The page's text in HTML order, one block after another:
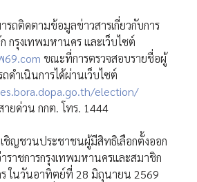
ถติดตามข้อมูลข่าวสารเกี่ยวกับการ
กรุงเทพมหานคร และเว็บไซต์
69.com ขณะที่การตรวจสอบรายชื่อผู้
ดำเนินการได้ผ่านเว็บไซต์
election/
ยด่วน กกต. โทร. 1444
ชิญชวนประชาชนผู้มีสิทธิเลือกตั้งออก
ราชการกรุงเทพมหานครและสมาชิก
ในวันอาทิตย์ที่ 28 มิถุนายน 2569